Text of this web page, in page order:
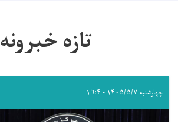
تازه خبرونه
چهارشنبه ۱۴۰۵/۵/۷ - ۱۶:۴